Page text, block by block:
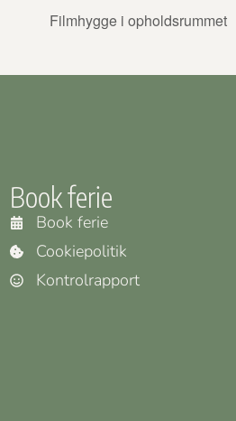
Filmhygge i opholdsrummet
Book ferie
Book ferie
Cookiepolitik
Kontrolrapport